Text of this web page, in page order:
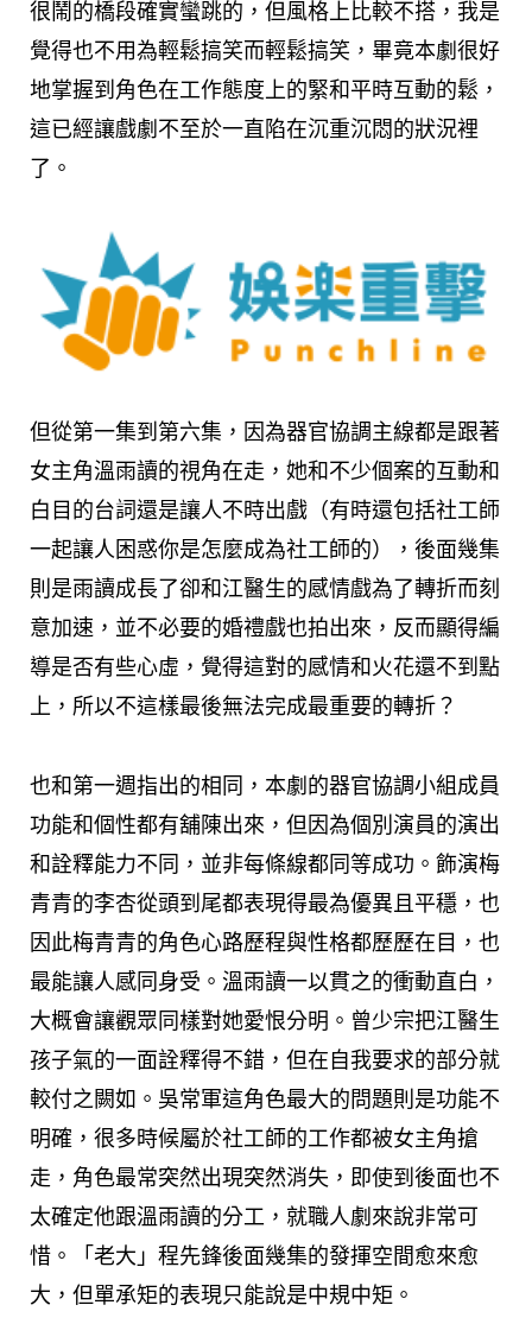
很鬧的橋段確實蠻跳的，但風格上比較不搭，我是
覺得也不用為輕鬆搞笑而輕鬆搞笑，畢竟本劇很好
地掌握到角色在工作態度上的緊和平時互動的鬆，
這已經讓戲劇不至於一直陷在沉重沉悶的狀況裡
了。
但從第一集到第六集，因為器官協調主線都是跟著
女主角溫雨讀的視角在走，她和不少個案的互動和
白目的台詞還是讓人不時出戲（有時還包括社工師
一起讓人困惑你是怎麼成為社工師的），後面幾集
則是雨讀成長了卻和江醫生的感情戲為了轉折而刻
意加速，並不必要的婚禮戲也拍出來，反而顯得編
導是否有些心虛，覺得這對的感情和火花還不到點
上，所以不這樣最後無法完成最重要的轉折？
也和第一週指出的相同，本劇的器官協調小組成員
功能和個性都有舖陳出來，但因為個別演員的演出
和詮釋能力不同，並非每條線都同等成功。飾演梅
青青的李杏從頭到尾都表現得最為優異且平穩，也
因此梅青青的角色心路歷程與性格都歷歷在目，也
最能讓人感同身受。溫雨讀一以貫之的衝動直白，
大概會讓觀眾同樣對她愛恨分明。曾少宗把江醫生
孩子氣的一面詮釋得不錯，但在自我要求的部分就
較付之闕如。吳常軍這角色最大的問題則是功能不
明確，很多時候屬於社工師的工作都被女主角搶
走，角色最常突然出現突然消失，即使到後面也不
太確定他跟溫雨讀的分工，就職人劇來說非常可
惜。「老大」程先鋒後面幾集的發揮空間愈來愈
大，但單承矩的表現只能說是中規中矩。